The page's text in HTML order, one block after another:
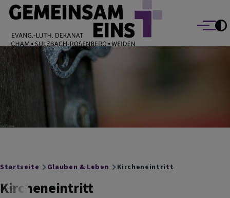
Direkt zum Inhalt
EVANG.-LUTH. DEKANAT GEMEINSAM EINS
Cham Sulzbach-Rosenberg Weiden
Menü
Breadcrumb
Startseite Glauben & Leben Kircheneintritt
Kircheneintritt